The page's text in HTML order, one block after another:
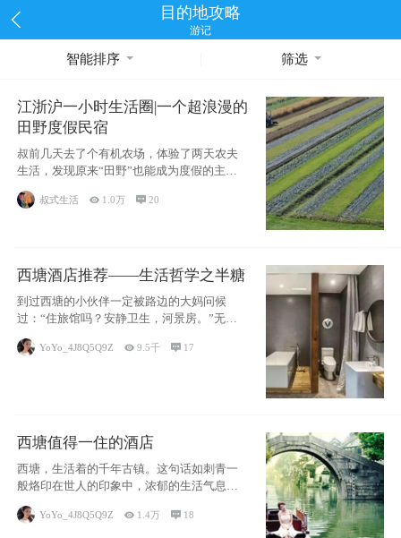
目的地攻略
游记
智能排序 筛选
江浙沪一小时生活圈|一个超浪漫的
田野度假民宿
叔前几天去了个有机农场，体验了两天农夫
生活，发现原来“田野”也能成为度假的主旋
律。江
叔式生活  1.0万 20
西塘酒店推荐——生活哲学之半糖
到过西塘的小伙伴一定被路边的大妈问候
过：“住旅馆吗？安静卫生，河景房。”无意
YoYo_4J8Q5Q9Z 9.5千  17
西塘值得一住的酒店
西塘，生活着的千年古镇。这句话如刺青一
般烙印在世人的印象中，浓郁的生活气息，
小桥流水
YoYo_4J8Q5Q9Z  1.4万  18